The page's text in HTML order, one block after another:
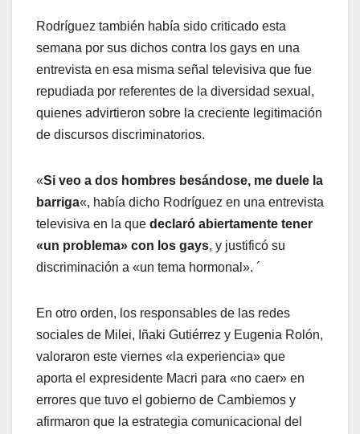
Rodríguez también había sido criticado esta
semana por sus dichos contra los gays en una
entrevista en esa misma señal televisiva que fue
repudiada por referentes de la diversidad sexual,
quienes advirtieron sobre la creciente legitimación
de discursos discriminatorios.
«Si veo a dos hombres besándose, me duele la
barriga«, había dicho Rodríguez en una entrevista
televisiva en la que declaró abiertamente tener
«un problema» con los gays, y justificó su
discriminación a «un tema hormonal». ´
En otro orden, los responsables de las redes
sociales de Milei, Iñaki Gutiérrez y Eugenia Rolón,
valoraron este viernes «la experiencia» que
aporta el expresidente Macri para «no caer» en
errores que tuvo el gobierno de Cambiemos y
afirmaron que la estrategia comunicacional del